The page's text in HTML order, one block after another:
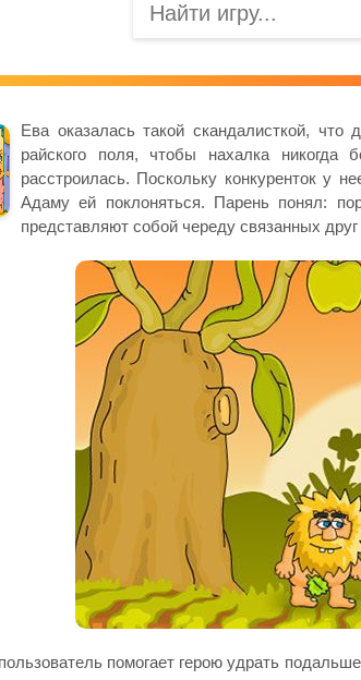
Ева оказалась такой скандалисткой,
райского поля, чтобы нахалка
расстроилась. Поскольку конкуренток у
Адаму ей поклоняться. Парень понял:
представляют собой череду связанных друг
помогает герою удрать